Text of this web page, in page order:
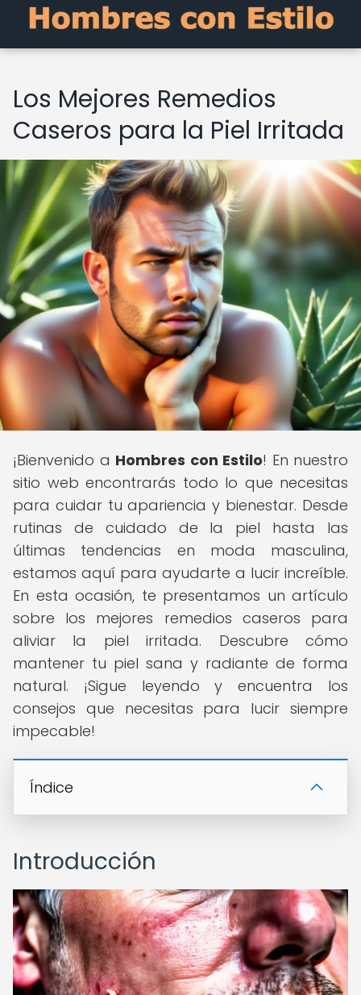
Los Mejores Remedios
Caseros para la Piel Irritada
¡Bienvenido a Hombres con Estilo! En nuestro
sitio web encontrarás todo lo que necesitas
para cuidar tu apariencia y bienestar. Desde
rutinas de cuidado de la piel hasta las
últimas tendencias en moda masculina,
estamos aquí para ayudarte a lucir increíble.
En esta ocasión, te presentamos un artículo
sobre los mejores remedios caseros para
aliviar la piel irritada. Descubre cómo
mantener tu piel sana y radiante de forma
natural. ¡Sigue leyendo y encuentra los
consejos que necesitas para lucir siempre
impecable!
Índice
Introducción